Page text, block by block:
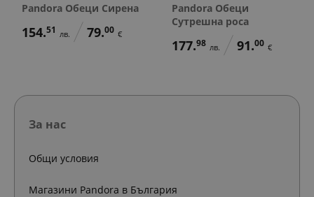
Pandora Обеци Сирена
154.51 лв. 79.00 €
Pandora Обеци
Сутрешна роса
177.98 лв. 91.00 €
За нас
Общи условия
Магазини Pandora в България